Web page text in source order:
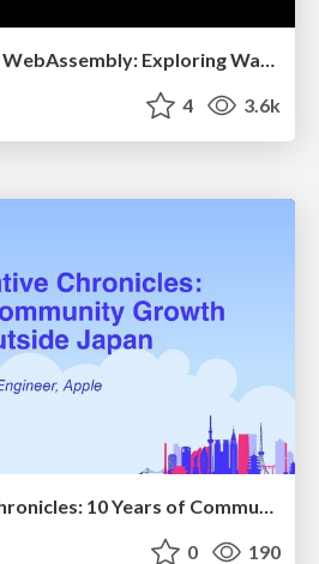
CloudNative Meets WebAssembly: Exploring Wasm's Potential to Replace Containers
4 3.6k
0 190